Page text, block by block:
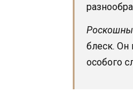
блеск. Он
особого